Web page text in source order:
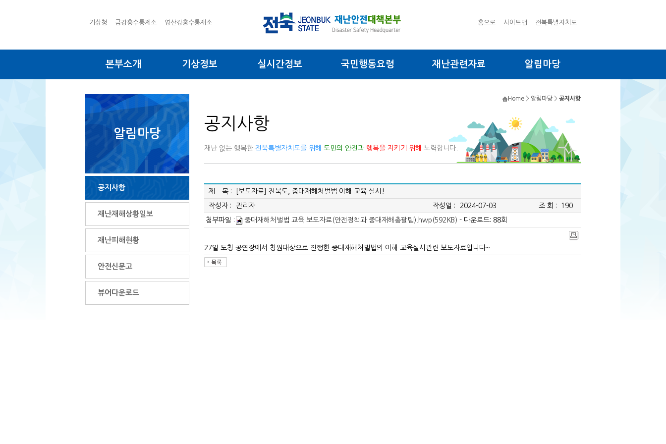
기상청 금강홍수통제소 영산강홍수통재소 홈으로 사이트맵 전북특별자치도
본부소개 기상정보 실시간정보 국민행동요령 재난관련자료 알림마당
알림마당
공지사항
재난재해상황일보
재난피해현황
안전신문고
뷰어다운로드
공지사항
Home > 알림마당 > 공지사항
재난 없는 행복한 전북특별자치도를 위해 도민의 안전과 행복을 지키기 위해 노력합니다.
제 목 : [보도자료] 전북도, 중대재해처벌법 이해 교육 실시!
작성자 : 관리자 작성일 : 2024-07-03 조 회 : 190
첨부파일 : 중대재해처벌법 교육 보도자료(안전정책과 중대재해총괄팀).hwp(592KB) - 다운로드: 88회
27일 도청 공연장에서 청원대상으로 진행한 중대재해처벌법의 이해 교육실시관련 보도자료입니다~